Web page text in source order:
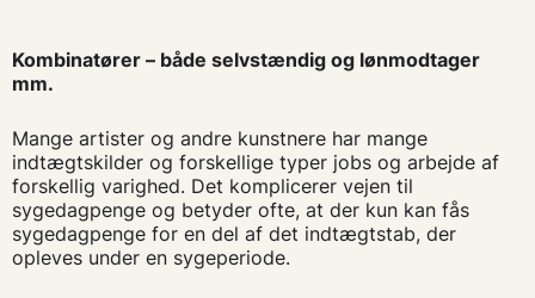
Kombinatører – både selvstændig og lønmodtager
mm.
Mange artister og andre kunstnere har mange
indtægtskilder og forskellige typer jobs og arbejde af
forskellig varighed. Det komplicerer vejen til
sygedagpenge og betyder ofte, at der kun kan fås
sygedagpenge for en del af det indtægtstab, der
opleves under en sygeperiode.